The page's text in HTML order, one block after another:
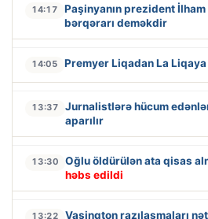
14:17
Paşinyanın prezident
bərqərarı deməkdir
14:05 Premyer Liqadan La
13:37
Jurnalistlərə hücum
aparılır
13:30 Oğlu öldürülən ata qisas
həbs edildi
13:22 Vaşinqton razılaşmaları